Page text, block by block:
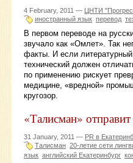
4 February, 2011 — ЦНТИ
иностранный язык перевод
В первом переводе на
звучало как «Омлет». Так
факты. И если
технический должен
по применению рискует
медицине, «вредной»
кругозор.
«Талисман»
31 January, 2011 — PR в
Талисман 20-летие сети
язык английский Екатеринбург